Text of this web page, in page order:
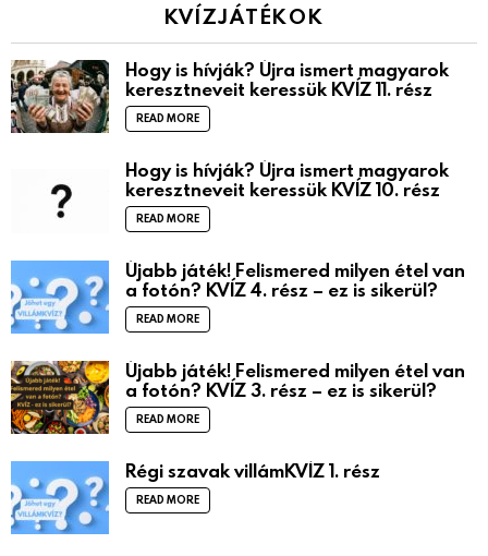
KVÍZJÁTÉKOK
Hogy is hívják? Újra ismert magyarok
keresztneveit keressük KVÍZ 11. rész
READ MORE
Hogy is hívják? Újra ismert magyarok
keresztneveit keressük KVÍZ 10. rész
READ MORE
Újabb játék! Felismered milyen étel van
a fotón? KVÍZ 4. rész – ez is sikerül?
READ MORE
Újabb játék! Felismered milyen étel van
a fotón? KVÍZ 3. rész – ez is sikerül?
READ MORE
Régi szavak villámKVÍZ 1. rész
READ MORE